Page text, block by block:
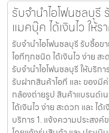
รับจำนำไอโฟนชลบุรี
แมคบุ๊ค ได้เงินไว ให้ร
รับจำนำไอโฟนชลบุรี รับซื้อข
ไอทีทุกชนิด ได้เงินไว ง่าย ส
รับจำนำไอโฟนชลบุรี ให้บริก
รับฝากสินค้าไอที และ ของมี
กล้องถ่ายรูป สินค้าแบรนด์เ
ได้เงินไว ง่าย สะดวก และ ไ
บริการ 1. แจ้งความประสง